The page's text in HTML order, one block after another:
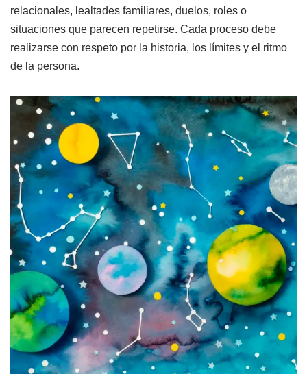
relacionales, lealtades familiares, duelos, roles o
situaciones que parecen repetirse. Cada proceso debe
realizarse con respeto por la historia, los límites y el ritmo
de la persona.